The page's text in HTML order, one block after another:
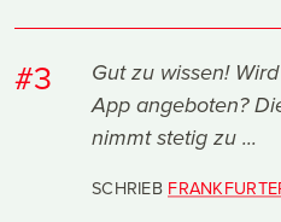
#3
Gut zu wissen!
App angeboten?
nimmt stetig zu ...
SCHRIEB